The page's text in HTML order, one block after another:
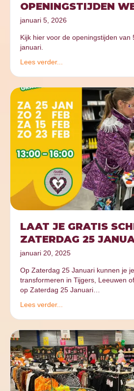
OPENINGSTIJDEN
januari 5, 2026
Kijk hier voor de openingstijden van
januari.
Lees verder...
LAAT JE GRATIS
ZATERDAG 25
januari 20, 2025
Op Zaterdag 25 Januari kunnen je
transformeren in Tijgers, Leeuwen
op Zaterdag 25 Januari…
Lees verder...